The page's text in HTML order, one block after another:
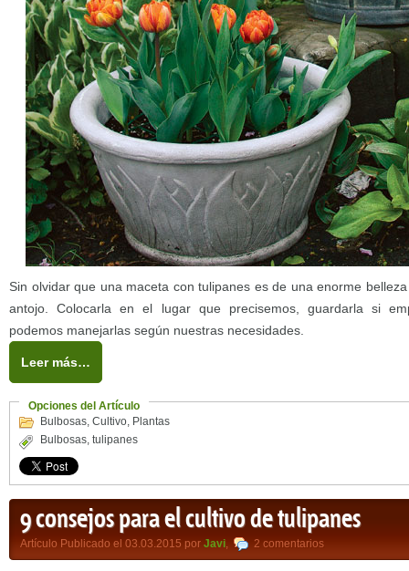
Sin olvidar que una maceta con tulipanes es de una enorme
antojo. Colocarla en el lugar que precisemos, guardarla si
podemos manejarlas según nuestras necesidades.
Leer más…
Opciones del Artículo
Bulbosas, Cultivo, Plantas
Bulbosas, tulipanes
9 consejos para el cultivo de tulipanes
Artículo Publicado el 03.03.2015 por Javi, 2 comentarios